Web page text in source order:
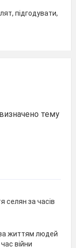
підгодувати,
тему
селян за часів
життям людей
війни